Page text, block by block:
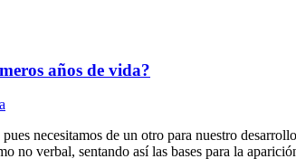
años de vida?
necesitamos de un otro para nuestro
no verbal, sentando así las bases para la